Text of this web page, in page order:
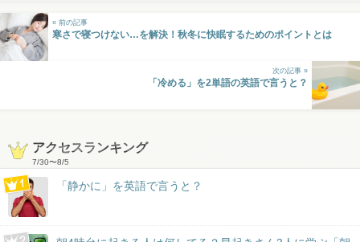
« 前の記事
寒さで寝つけない…を解決！秋冬に快眠するためのポイントとは
次の記事 »
「冷める」を2単語の英語で言うと？
アクセスランキング
7/30〜8/5
「静かに」を英語で言うと？